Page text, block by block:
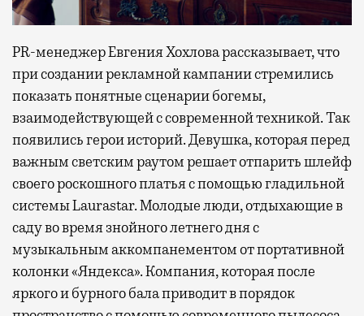
PR-менеджер Евгения Хохлова рассказывает, что
при создании рекламной кампании стремились
показать понятные сценарии богемы,
взаимодействующей с современной техникой. Так
появились герои историй. Девушка, которая перед
важным светским раутом решает отпарить шлейф
своего роскошного платья с помощью гладильной
системы Laurastar. Молодые люди, отдыхающие в
саду во время знойного летнего дня с
музыкальным аккомпанементом от портативной
колонки «Яндекса». Компания, которая после
яркого и бурного бала приводит в порядок